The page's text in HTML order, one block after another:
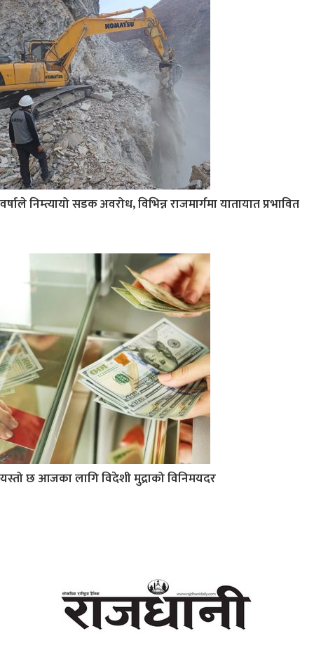
वर्षाले निम्त्यायो सडक अवरोध, विभिन्न राजमार्गमा यातायात प्रभावित
यस्तो छ आजका लागि विदेशी मुद्राको विनिमयदर